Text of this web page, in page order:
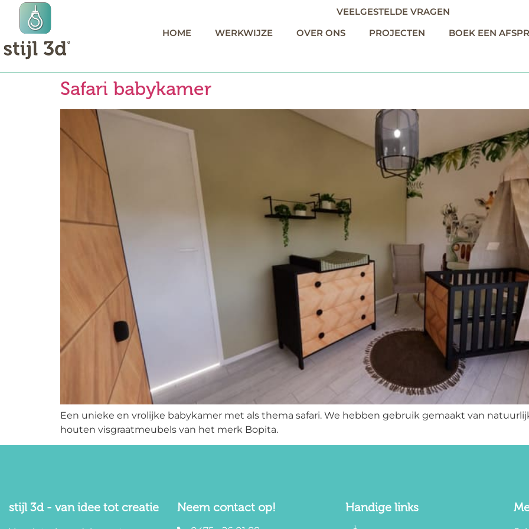
VEELGESTELDE VRAGEN
HOME
WERKWIJZE OVER ONS PROJECTEN BOEK EEN
Safari babykamer
Een unieke en vrolijke babykamer met als thema safari. We hebben gebruik gemaakt van
houten visgraatmeubels van het merk Bopita.
stijl 3d - van idee tot creatie Neem contact op! Handige links